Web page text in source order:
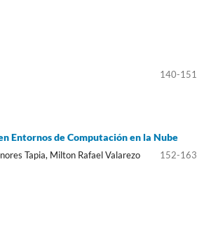
140-151
Entornos de Computación en la Nube
Tapia, Milton Rafael Valarezo
152-163